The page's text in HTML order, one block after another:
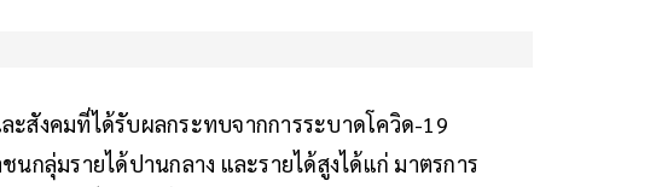
สังคมที่ได้รับผลกระทบจากการระบาดโควิด-19
กลุ่มรายได้ปานกลาง และรายได้สูงได้แก่ มาตรการ